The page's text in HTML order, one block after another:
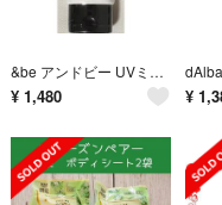
&be アンドビー UVミルク スタンダード 顔・からだ用日焼け止めミルク 30g 限定デザイン グレムリン
¥ 1,480 ¥